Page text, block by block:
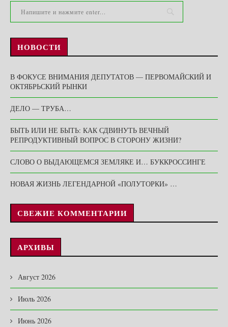
НОВОСТИ
В ФОКУСЕ ВНИМАНИЯ ДЕПУТАТОВ — ПЕРВОМАЙСКИЙ И
ОКТЯБРЬСКИЙ РЫНКИ
ДЕЛО — ТРУБА…
БЫТЬ ИЛИ НЕ БЫТЬ: КАК СДВИНУТЬ ВЕЧНЫЙ
РЕПРОДУКТИВНЫЙ ВОПРОС В СТОРОНУ ЖИЗНИ?
СЛОВО О ВЫДАЮЩЕМСЯ ЗЕМЛЯКЕ И… БУККРОССИНГЕ
НОВАЯ ЖИЗНЬ ЛЕГЕНДАРНОЙ «ПОЛУТОРКИ» …
СВЕЖИЕ КОММЕНТАРИИ
АРХИВЫ
Август 2026
Июль 2026
Июнь 2026